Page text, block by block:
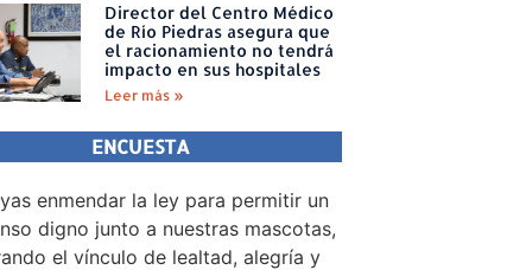
Director del Centro Médico
de Río Piedras asegura que
el racionamiento no tendrá
impacto en sus hospitales
Leer más »
ENCUESTA
enmendar la ley para permitir un
digno junto a nuestras mascotas,
el vínculo de lealtad, alegría y